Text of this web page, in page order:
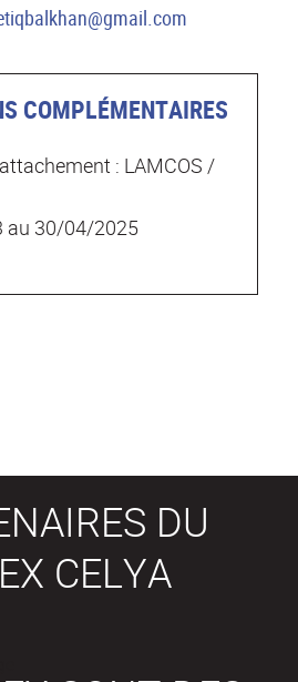
COMPLÉMENTAIRES
: LAMCOS /
au 30/04/2025
DU
CELYA